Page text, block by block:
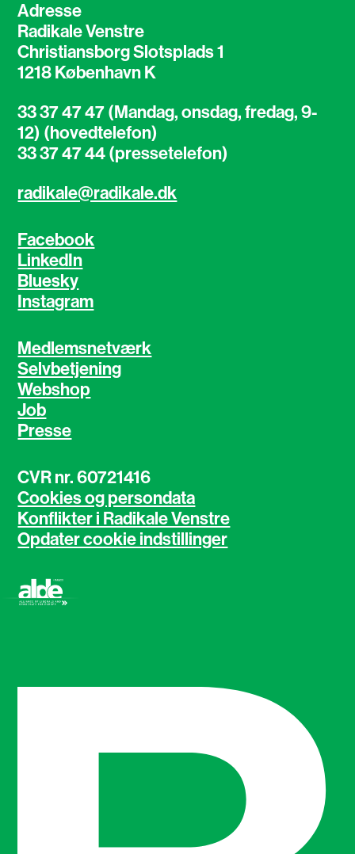
Adresse
Radikale Venstre
Christiansborg Slotsplads 1
1218 København K
33 37 47 47 (Mandag, onsdag, fredag, 9-
12) (hovedtelefon)
33 37 47 44 (pressetelefon)
radikale@radikale.dk
Facebook
LinkedIn
Bluesky
Instagram
Medlemsnetværk
Selvbetjening
Webshop
Job
Presse
CVR nr. 60721416
Cookies og persondata
Konflikter i Radikale Venstre
Opdater cookie indstillinger